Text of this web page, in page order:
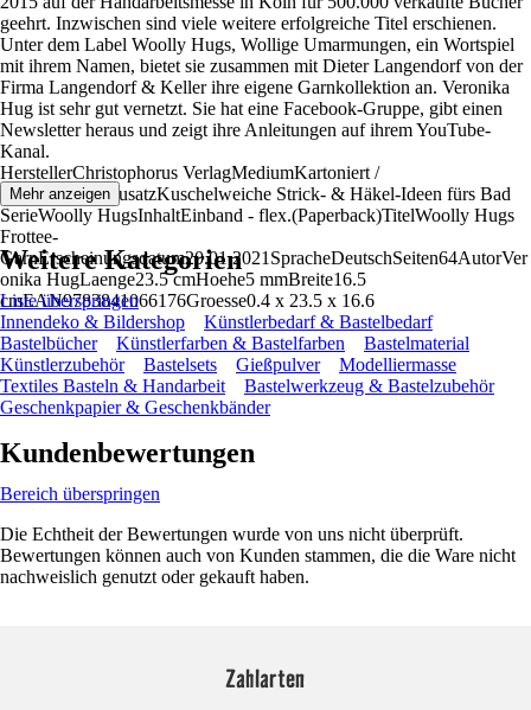
geehrt. Inzwischen sind viele weitere erfolgreiche Titel erschienen.
Unter dem Label Woolly Hugs, Wollige Umarmungen, ein Wortspiel
mit ihrem Namen, bietet sie zusammen mit Dieter Langendorf von der
Firma Langendorf & Keller ihre eigene Garnkollektion an. Veronika
Hug ist sehr gut vernetzt. Sie hat eine Facebook-Gruppe, gibt einen
Newsletter heraus und zeigt ihre Anleitungen auf ihrem YouTube-
Kanal.
HerstellerChristophorus VerlagMediumKartoniert /
BroschiertTitelzusatzKuschelweiche Strick- & Häkel-Ideen fürs Bad
SerieWoolly HugsInhaltEinband - flex.(Paperback)TitelWoolly Hugs
Frottee-
GarnErscheinungsdatum20.01.2021SpracheDeutschSeiten64AutorVer
onika HugLaenge23.5 cmHoehe5 mmBreite16.5
cmEAN9783841066176Groesse0.4 x 23.5 x 16.6
Mehr anzeigen
Weitere Kategorien
Liste überspringen
Innendeko & Bildershop
Künstlerbedarf & Bastelbedarf
Bastelbücher
Künstlerfarben & Bastelfarben
Bastelmaterial
Künstlerzubehör
Bastelsets Gießpulver
Modelliermasse
Textiles Basteln & Handarbeit
Bastelwerkzeug & Bastelzubehör
Geschenkpapier & Geschenkbänder
Kundenbewertungen
Bereich überspringen
Die Echtheit der Bewertungen wurde von uns nicht überprüft.
Bewertungen können auch von Kunden stammen, die die Ware nicht
nachweislich genutzt oder gekauft haben.
Zahlarten